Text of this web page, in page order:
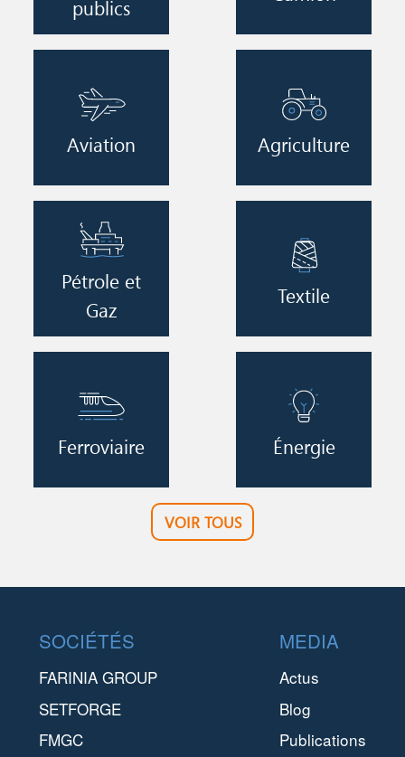
publics
Image
Aviation
Image
Agriculture
Image
Pétrole et
Gaz
Textile
Image
Ferroviaire Énergie
VOIR TOUS
Footer
SOCIÉTÉS
FARINIA GROUP
SETFORGE
FMGC
MEDIA
Actus
Blog
Publications